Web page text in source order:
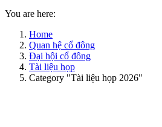
You are here:
Home
Quan hệ cổ đông
Đại hội cổ đông
Tài liệu họp
Category "Tài liệu họp 2026"